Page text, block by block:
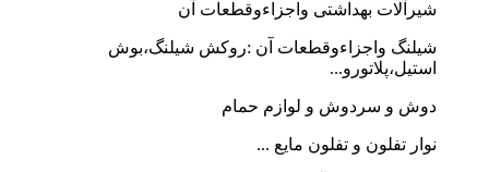
شیرآلات بهداشتی واجزاءوقطعات آن
شیلنگ واجزاءوقطعات آن :روکش شیلنگ،بوش
استیل،پلاتورو...
دوش و سردوش و لوازم حمام
نوار تفلون و تفلون مایع ...